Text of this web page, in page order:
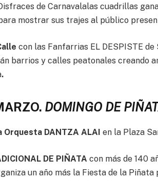
de Carnavalalas cuadrillas
mostrar sus trajes al público
con las Fanfarrias EL DESPISTE de
barrios y calles peatonales creando
.
DOMINGO DE
Orquesta DANTZA ALAI en la Plaza
DE PIÑATA con más de 140
un año más la Fiesta de la